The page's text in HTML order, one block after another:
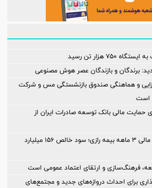
۷۵۰ هزار تن رسید
برندگان و بازندگان عصر هوش مصنوعی
و هماهنگی صندوق بازنشستگی مس و شرکت
است
۴۷ درصدی حمایت مالی بانک توسعه صادرات ایران از
انتشار صورت‌های مالی ۳ ماهه بیمه رازی؛ سود خالص ۱۵۶ میلیارد
فرهنگ‌سازی و ارتقای اعتماد عمومی است
برای احداث دروازه‌های جدید و مجتمع‌های